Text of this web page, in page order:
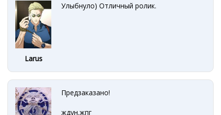
Larus
Улыбнуло) Отличный ролик.
Предзаказано!
ждун.жпг